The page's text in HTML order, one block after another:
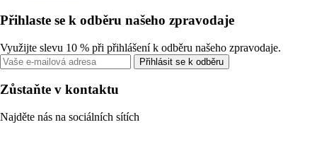
Přihlaste se k odběru našeho zpravodaje
Využijte slevu 10 % při přihlášení k odběru našeho zpravodaje.
Přihlásit se k odběru
Zůstaňte v kontaktu
Najděte nás na sociálních sítích